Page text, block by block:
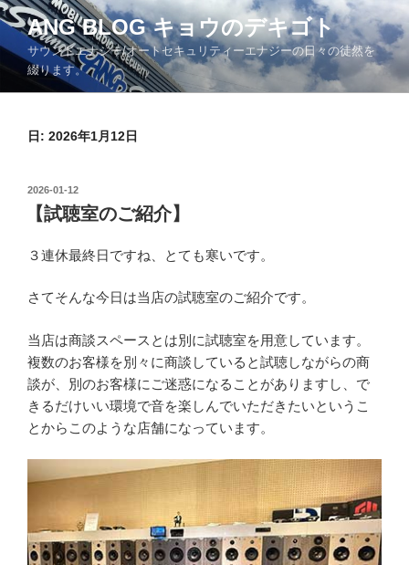
コ
ン
テ
ツ
ANG BLOG キョウのデキゴト
サウンドエナジー/オートセキュリティーエナジーの日々の徒然を
綴ります。
日: 2026年1月12日
投
稿
日:
2026-01-12
【試聴室のご紹介】
３連休最終日ですね、とても寒いです。
さてそんな今日は当店の試聴室のご紹介です。
当店は商談スペースとは別に試聴室を用意しています。
複数のお客様を別々に商談していると試聴しながらの商
談が、別のお客様にご迷惑になることがありますし、で
きるだけいい環境で音を楽しんでいただきたいというこ
とからこのような店舗になっています。